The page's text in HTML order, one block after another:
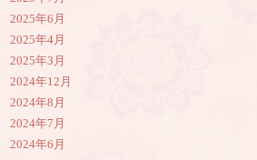
2025年6月
2025年4月
2025年3月
2024年12月
2024年8月
2024年7月
2024年6月